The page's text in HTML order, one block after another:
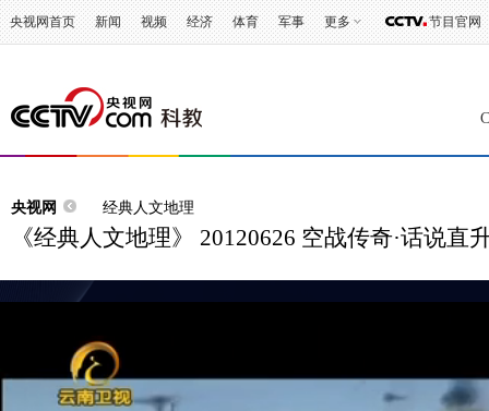
央视网首页 新闻 视频 经济 体育 军事 更多 节目官网
央视网 经典人文地理
《经典人文地理》 20120626 空战传奇·话说直